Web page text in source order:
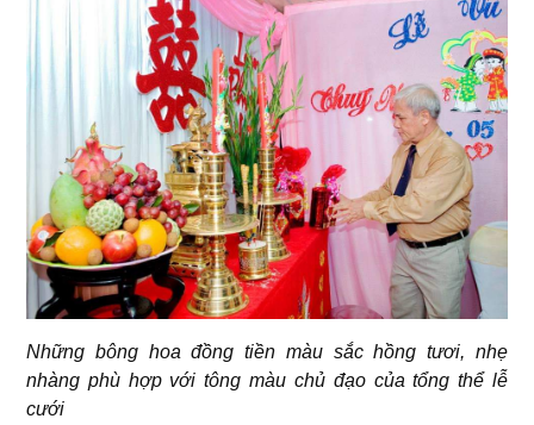
Những bông hoa đồng tiền màu sắc hồng tươi, nhẹ
nhàng phù hợp với tông màu chủ đạo của tổng thể lễ
cưới